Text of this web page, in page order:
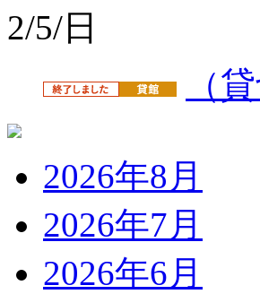
2/5/日
（
2026年8月
2026年7月
2026年6月